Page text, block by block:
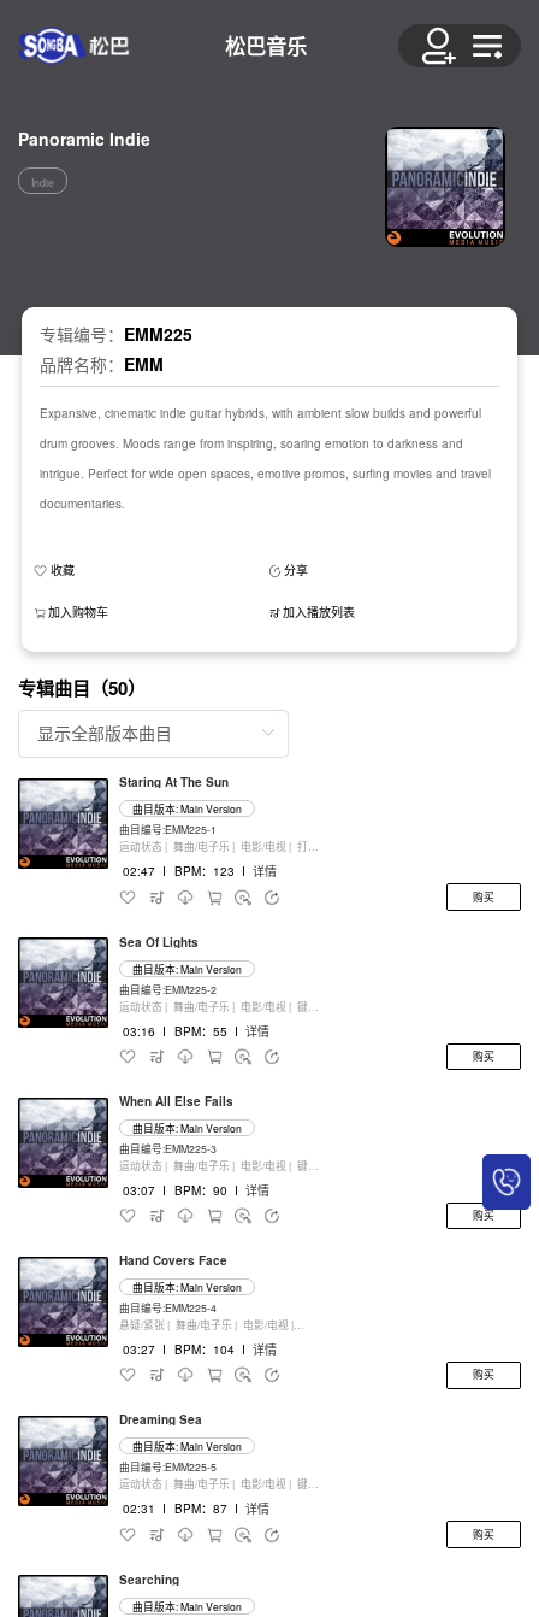
松巴音乐
Panoramic Indie
Indie
专辑编号： EMM225
品牌名称： EMM
Expansive, cinematic indie guitar hybrids, with ambient slow builds and powerful
drum grooves. Moods range from inspiring, soaring emotion to darkness and
intrigue. Perfect for wide open spaces, emotive promos, surfing movies and travel
documentaries.
收藏 分享
加入购物车 加入播放列表
专辑曲目（50）
Staring At The Sun
曲目版本: Main Version
曲目编号:EMM225-1
运动状态 | 舞曲/电子乐 | 电影/电视 | 打击乐器
02:47 I BPM：123 I 详情
购买
Sea Of Lights
曲目版本: Main Version
曲目编号:EMM225-2
运动状态 | 舞曲/电子乐 | 电影/电视 | 键盘乐器
03:16 I BPM：55 I 详情
购买
When All Else Fails
曲目版本: Main Version
曲目编号:EMM225-3
运动状态 | 舞曲/电子乐 | 电影/电视 | 键盘乐器
03:07 I BPM：90 I 详情
购买
Hand Covers Face
曲目版本: Main Version
曲目编号:EMM225-4
悬疑/紧张 | 舞曲/电子乐 | 电影/电视 |
03:27 I BPM：104 I 详情
购买
Dreaming Sea
曲目版本: Main Version
曲目编号:EMM225-5
运动状态 | 舞曲/电子乐 | 电影/电视 | 键盘乐器
02:31 I BPM：87 I 详情
购买
Searching
曲目版本: Main Version